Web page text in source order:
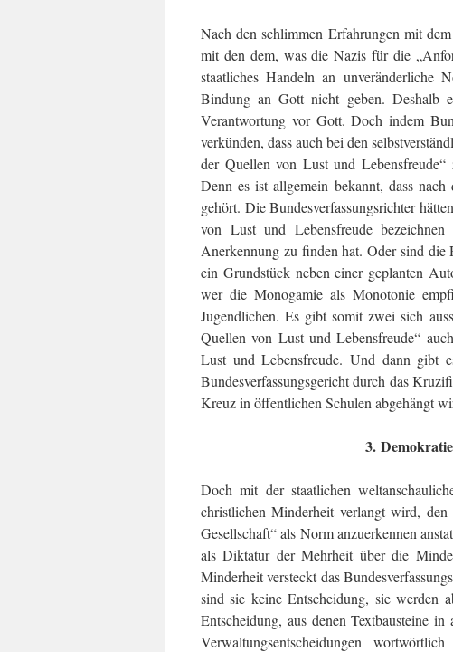
Nach den schlimmen Erfahrungen mit
mit den dem, was die Nazis für die
staatliches Handeln an unveränderliche
Bindung an Gott nicht geben. Deshalb
Verantwortung vor Gott. Doch indem
verkünden, dass auch bei den
der Quellen von Lust und
Denn es ist allgemein bekannt, dass
gehört. Die Bundesverfassungs­richter
von Lust und Lebens­freude
Anerkennung zu fin­den hat. Oder sind die
ein Grund­stück neben einer geplanten
wer die Monogamie als Monotonie
Jugendlichen. Es gibt somit zwei sich
Quellen von Lust und Lebensfreude“
Lust und Lebensfreude. Und dann gibt
Bundesverfassungsgericht durch das
Kreuz in öffentlichen Schulen abgehängt
3.
Doch mit der staatlichen
christlichen Minderheit verlangt wird,
Gesellschaft“ als Norm anzuerkennen
als Diktatur der Mehrheit über die
Minderheit versteckt das
sind sie keine Entscheidung, sie werden
Entscheidung, aus denen Textbausteine
Verwaltungsentscheidungen